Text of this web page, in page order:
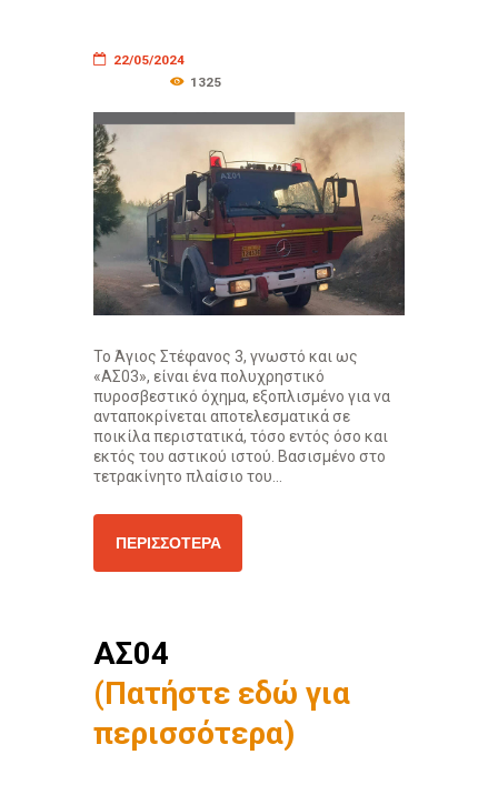
22/05/2024
1325
Το Άγιος Στέφανος 3, γνωστό και ως
«ΑΣ03», είναι ένα πολυχρηστικό
πυροσβεστικό όχημα, εξοπλισμένο για να
ανταποκρίνεται αποτελεσματικά σε
ποικίλα περιστατικά, τόσο εντός όσο και
εκτός του αστικού ιστού. Βασισμένο στο
τετρακίνητο πλαίσιο του...
ΠΕΡΙΣΣΌΤΕΡΑ
ΑΣ04
(Πατήστε εδώ για
περισσότερα)